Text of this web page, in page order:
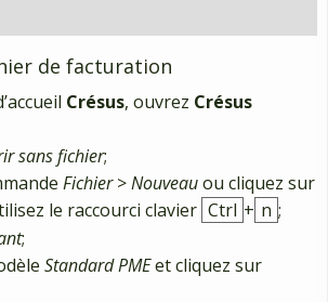
de facturation
Crésus, ouvrez Crésus
sans fichier;
Fichier>Nouveauou cliquez sur
le raccourci clavier Ctrl + n ;
;
Standard PMEet cliquez sur